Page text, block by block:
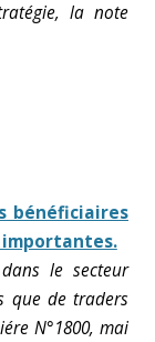
la note
bénéficiaires
importantes.
le secteur
que de traders
N°1800, mai